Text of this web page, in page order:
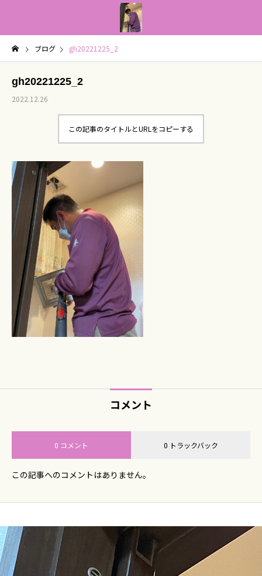
ブログ gh20221225_2
gh20221225_2
2022.12.26
この記事のタイトルとURLをコピーする
コメント
0 コメント 0 トラックバック
この記事へのコメントはありません。